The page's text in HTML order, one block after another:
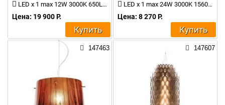
LED x 1 max 12W 3000K 650Lm
Цена: 19 900 Р.
Купить
LED x 1 max 24W 3000K 1560Lm
Цена: 8 270 Р.
Купить
147463 147607